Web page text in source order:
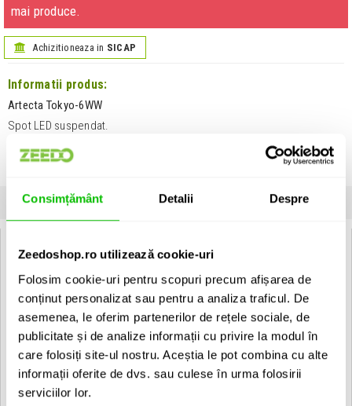
Consimțământ Detalii Despre
Zeedoshop.ro utilizează cookie-uri
Folosim cookie-uri pentru scopuri precum afișarea de
conținut personalizat sau pentru a analiza traficul. De
asemenea, le oferim partenerilor de rețele sociale, de
publicitate și de analize informații cu privire la modul în
care folosiți site-ul nostru. Aceștia le pot combina cu alte
informații oferite de dvs. sau culese în urma folosirii
serviciilor lor.
mai produce.
Achizitioneaza in SICAP
Informatii produs:
Artecta Tokyo-6WW
Spot LED suspendat.
Vezi descrierea completa
INFORMATII SPECIFICATII COMENTARII CLIENTI (
Artecta Tokyo-6WW:
• Housing: Polished aluminium
• Finish: Transparent powder coating
• Diffuser: Lens
• Light source: 6x 1 watt warm white LED
• Color temperature: warm white
• Beam Angle: 15°
• Lumen output: n.a.
• Power connection: 110-240 Vac